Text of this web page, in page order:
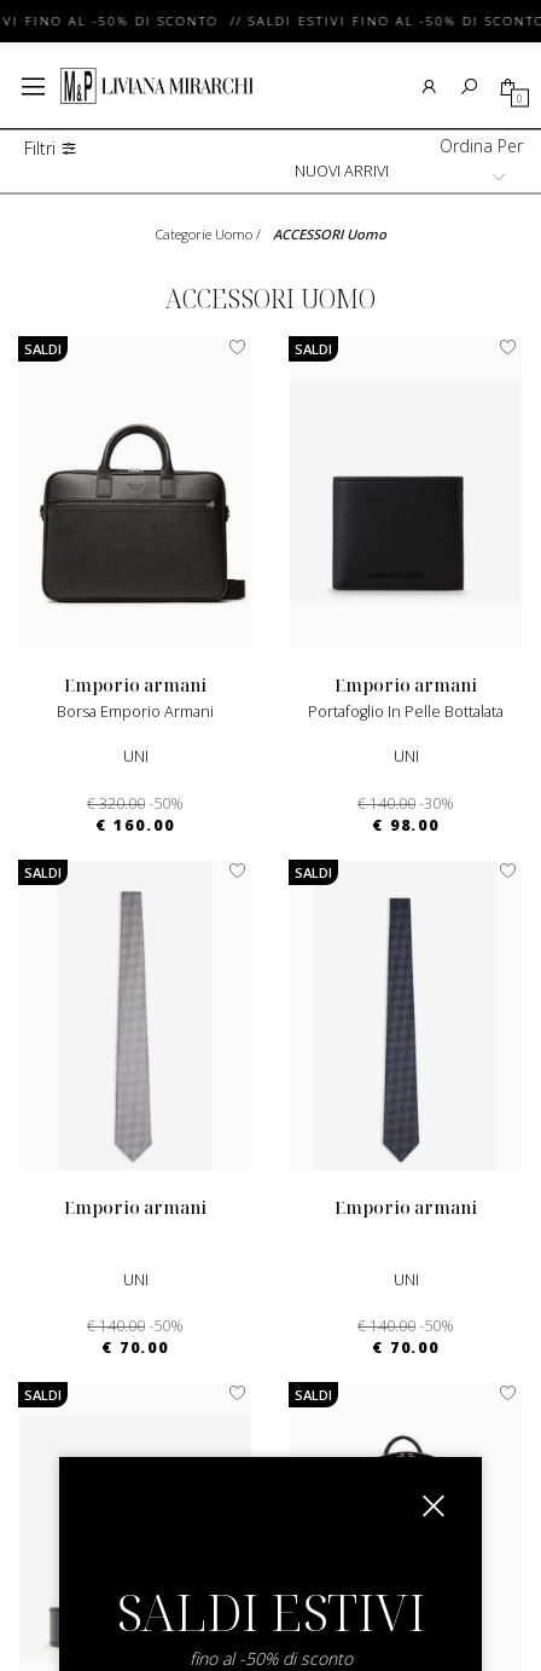
FINO AL -50% DI SCONTO // SALDI ESTIVI FINO AL -50% DI
0
Filtri Ordina Per
Categorie Uomo/ ACCESSORI Uomo
ACCESSORI UOMO
SALDI
emporio armani
Borsa Emporio Armani
UNI
€ 320.00-50%
€ 160.00
SALDI
emporio armani
Portafoglio In Pelle Bottalata
UNI
€ 140.00-30%
€ 98.00
SALDI
emporio armani
UNI
€ 140.00-50%
€ 70.00
SALDI
emporio armani
UNI
€ 140.00-50%
€ 70.00
SALDI SALDI
SALDI ESTIVI
fino al -50% di sconto